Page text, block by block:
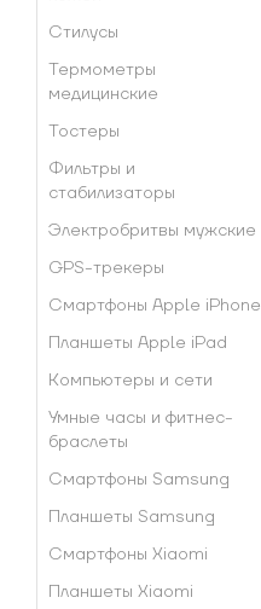
Стилусы
Термометры
медицинские
Тостеры
Фильтры и
стабилизаторы
Электробритвы мужские
GPS-трекеры
Смартфоны Apple iPhone
Планшеты Apple iPad
Компьютеры и сети
Умные часы и фитнес-
браслеты
Смартфоны Samsung
Планшеты Samsung
Смартфоны Xiaomi
Планшеты Xiaomi